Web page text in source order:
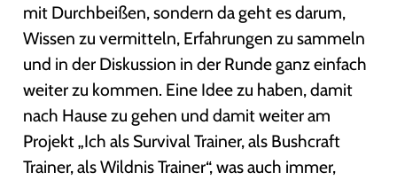
mit Durchbeißen, sondern da geht es darum,
Wissen zu vermitteln, Erfahrungen zu sammeln
und in der Diskussion in der Runde ganz einfach
weiter zu kommen. Eine Idee zu haben, damit
nach Hause zu gehen und damit weiter am
Projekt „Ich als Survival Trainer, als Bushcraft
Trainer, als Wildnis Trainer“, was auch immer,